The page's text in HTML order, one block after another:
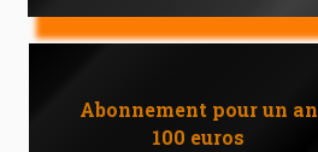
Abonnement pour un an
100 euros